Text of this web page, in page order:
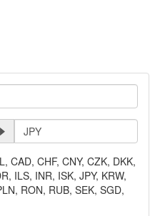
CAD, CHF, CNY, CZK, DKK,
ILS, INR, ISK, JPY, KRW,
RON, RUB, SEK, SGD,